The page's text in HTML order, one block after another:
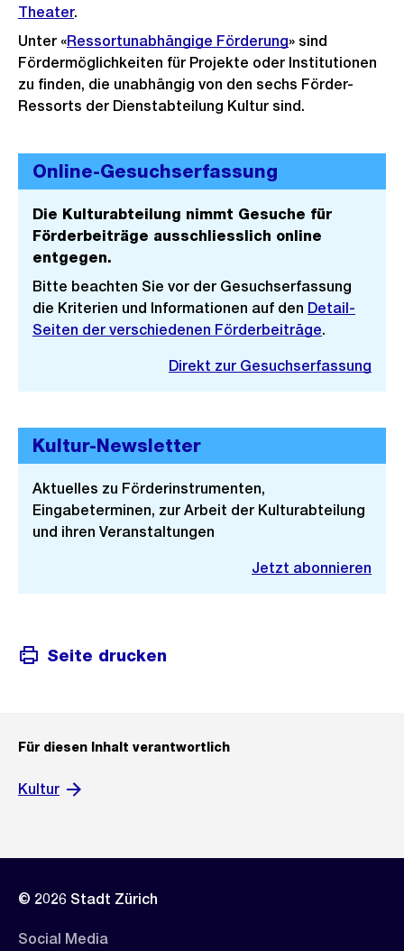
Theater.
Unter «Ressortunabhängige Förderung» sind
Fördermöglichkeiten für Projekte oder Institutionen
zu finden, die unabhängig von den sechs Förder-
Ressorts der Dienstabteilung Kultur sind.
Online-Gesuchserfassung
Die Kulturabteilung nimmt Gesuche für
Förderbeiträge ausschliesslich online
entgegen.
Bitte beachten Sie vor der Gesuchserfassung
die Kriterien und Informationen auf den Detail-
Seiten der verschiedenen Förderbeiträge.
Direkt zur Gesuchserfassung
Kultur-Newsletter
Aktuelles zu Förderinstrumenten,
Eingabeterminen, zur Arbeit der Kulturabteilung
und ihren Veranstaltungen
Jetzt abonnieren
Seite drucken
Für diesen Inhalt verantwortlich
Kultur
© 2026 Stadt Zürich
Social Media